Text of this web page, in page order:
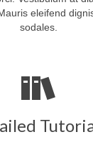
eleifend
sodales.